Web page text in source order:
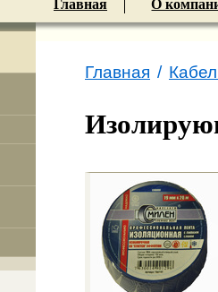
Главная О
Главная /